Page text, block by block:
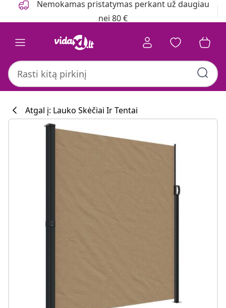
Nemokamas pristatymas perkant už daugiau
nei 80 €
Atgal į: Lauko Skėčiai Ir Tentai